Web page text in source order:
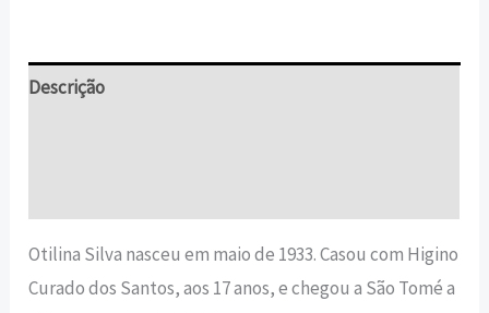
Descrição
Otilina Silva nasceu em maio de 1933. Casou com Higino
Curado dos Santos, aos 17 anos, e chegou a São Tomé a